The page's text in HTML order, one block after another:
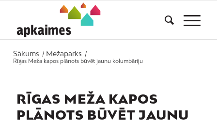
Sākums / Mežaparks
/
Rīgas Meža kapos plānots būvēt jaunu kolumbāriju
RĪGAS MEŽA KAPOS
PLĀNOTS BŪVĒT JAUNU